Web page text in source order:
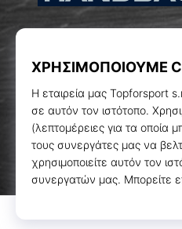
WePlayHandball.cy